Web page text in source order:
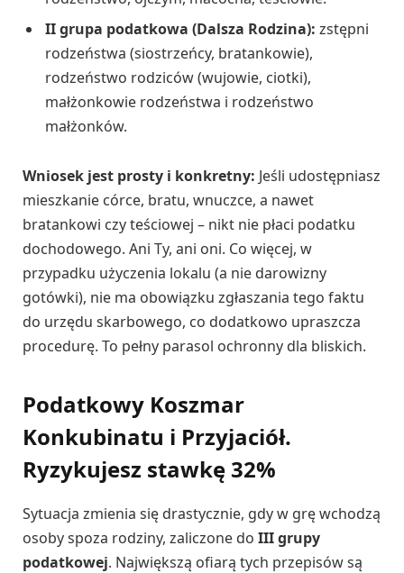
II grupa podatkowa (Dalsza Rodzina): zstępni
rodzeństwa (siostrzeńcy, bratankowie),
rodzeństwo rodziców (wujowie, ciotki),
małżonkowie rodzeństwa i rodzeństwo
małżonków.
Wniosek jest prosty i konkretny: Jeśli udostępniasz
mieszkanie córce, bratu, wnuczce, a nawet
bratankowi czy teściowej – nikt nie płaci podatku
dochodowego. Ani Ty, ani oni. Co więcej, w
przypadku użyczenia lokalu (a nie darowizny
gotówki), nie ma obowiązku zgłaszania tego faktu
do urzędu skarbowego, co dodatkowo upraszcza
procedurę. To pełny parasol ochronny dla bliskich.
Podatkowy Koszmar
Konkubinatu i Przyjaciół.
Ryzykujesz stawkę 32%
Sytuacja zmienia się drastycznie, gdy w grę wchodzą
osoby spoza rodziny, zaliczone do III grupy
podatkowej. Największą ofiarą tych przepisów są